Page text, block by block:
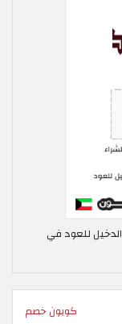
خصم الدخيل للعود في
كوبون خصم